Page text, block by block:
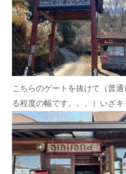
こちらのゲートを抜けて（普
る程度の幅です。。。）いざキ